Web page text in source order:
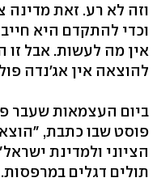
וזה לא רע. זאת
וכדי להתקדם היא
אין מה לעשות. אבל
להוצאה אין אג'נדה
ביום העצמאות שעבר
פוסט שבו כתבת,
הציוני ולמדינת
תולים דגלים במרפסות.